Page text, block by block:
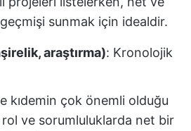
geçmişi sunmak için idealdir.
araştırma): Kronolojik
kıdemin çok önemli olduğu
rol ve sorumluluklarda net bir